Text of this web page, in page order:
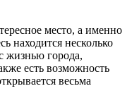
место, а именно
находится несколько
жизнью города,
есть возможность
весьма